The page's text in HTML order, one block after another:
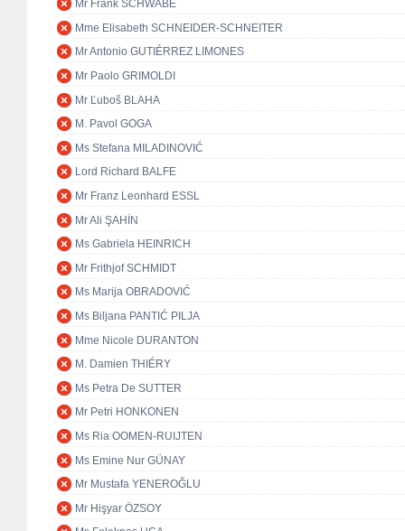
Mr Frank SCHWABE
Mme Elisabeth SCHNEIDER-SCHNEITER
Mr Antonio GUTIÉRREZ LIMONES
Mr Paolo GRIMOLDI
Mr Ľuboš BLAHA
M. Pavol GOGA
Ms Stefana MILADINOVIĆ
Lord Richard BALFE
Mr Franz Leonhard ESSL
Mr Ali ŞAHİN
Ms Gabriela HEINRICH
Mr Frithjof SCHMIDT
Ms Marija OBRADOVIĆ
Ms Biljana PANTIĆ PILJA
Mme Nicole DURANTON
M. Damien THIÉRY
Ms Petra De SUTTER
Mr Petri HONKONEN
Ms Ria OOMEN-RUIJTEN
Ms Emine Nur GÜNAY
Mr Mustafa YENEROĞLU
Mr Hişyar ÖZSOY